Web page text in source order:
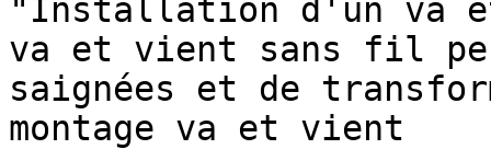
"Installation d'un va
va et vient sans fil
saignées et de
montage va et vient